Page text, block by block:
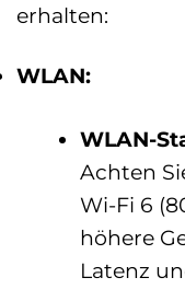
erhalten:
WLAN:
WLAN-
Achten
Wi-Fi 6
höhere
Latenz